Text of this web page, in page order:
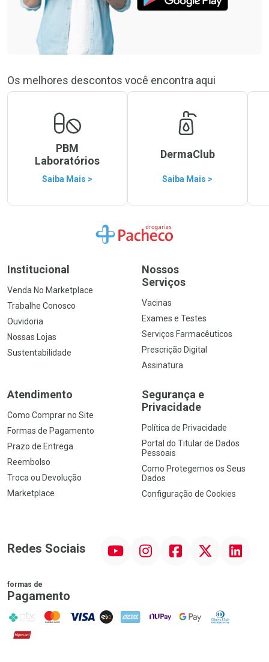
Os melhores descontos você encontra aqui
PBM
Laboratórios
Saiba Mais >
DermaClub
Saiba Mais >
Ir para a Home
Institucional
Venda No Marketplace
Trabalhe Conosco
Ouvidoria
Nossas Lojas
Sustentabilidade
Nossos
Serviços
Vacinas
Exames e Testes
Serviços Farmacêuticos
Prescrição Digital
Assinatura
Atendimento
Como Comprar no Site
Formas de Pagamento
Prazo de Entrega
Reembolso
Troca ou Devolução
Marketplace
Segurança e
Privacidade
Política de Privacidade
Portal do Titular de Dados
Pessoais
Como Protegemos os Seus
Dados
Configuração de Cookies
Redes Sociais InstagramFacebookTwitter Linkedin
formas de
Pagamento
PIX MasterCard
VISA ELO AMEX NuPay Google PayDiners Club
Hipercard